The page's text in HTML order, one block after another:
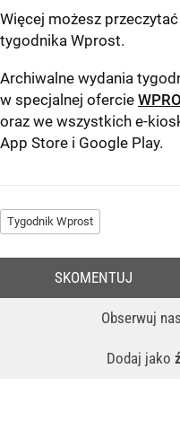
Więcej możesz
tygodnika Wprost.
Archiwalne wydania
w specjalnej ofercie
oraz we wszystkich e-
App Store i Google Play.
Tygodnik Wprost
Obserwuj nas
Dodaj jako
SKOMENTUJ